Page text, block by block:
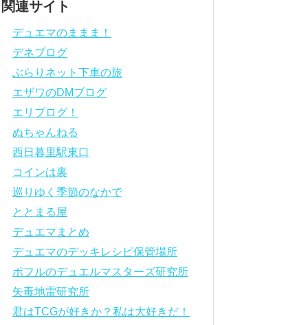
関連サイト
デュエマのままま！
デネブログ
ぶらりネット下車の旅
エザワのDMブログ
エリブログ！
ぬちゃんねる
西日暮里駅東口
コインは裏
巡りゆく季節のなかで
ととまる屋
デュエマまとめ
デュエマのデッキレシピ保管場所
ポフルのデュエルマスターズ研究所
矢毒地雷研究所
君はTCGが好きか？私は大好きだ！